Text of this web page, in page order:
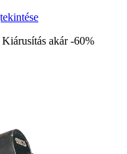
Kiárusítás akár -60%